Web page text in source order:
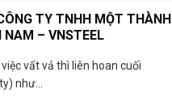
TY TNHH MỘT THÀNH
NAM – VNSTEEL
vất vả thì liên hoan cuối
như...